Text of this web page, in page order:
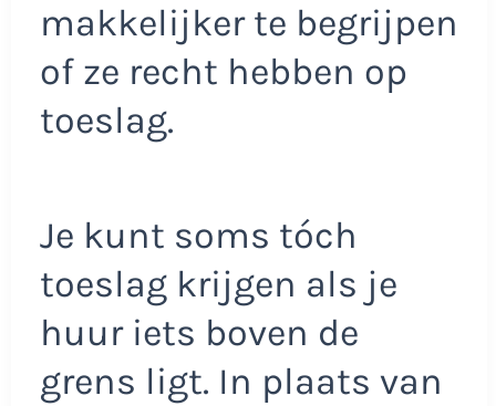
makkelijker te begrijpen
of ze recht hebben op
toeslag.
Je kunt soms tóch
toeslag krijgen als je
huur iets boven de
grens ligt. In plaats van